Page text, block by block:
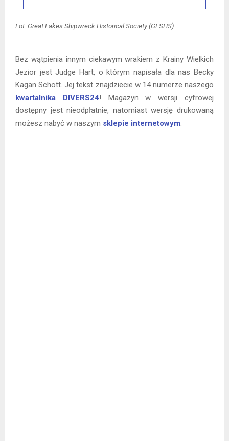
Fot. Great Lakes Shipwreck Historical Society (GLSHS)
Bez wątpienia innym ciekawym wrakiem z Krainy Wielkich
Jezior jest Judge Hart, o którym napisała dla nas Becky
Kagan Schott. Jej tekst znajdziecie w 14 numerze naszego
kwartalnika DIVERS24! Magazyn w wersji cyfrowej
dostępny jest nieodpłatnie, natomiast wersję drukowaną
możesz nabyć w naszym sklepie internetowym